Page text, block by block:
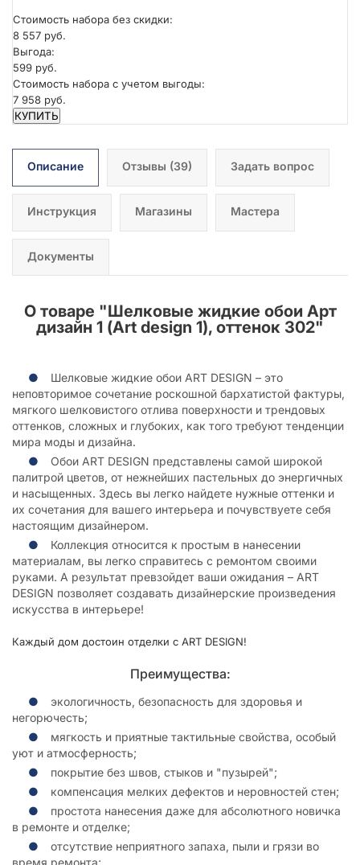
Стоимость набора без скидки:
8 557 руб.
Выгода:
599 руб.
Стоимость набора с учетом выгоды:
7 958 руб.
КУПИТЬ
Описание Отзывы (39) Задать вопрос
Инструкция Магазины Мастера
Документы
О товаре "Шелковые жидкие обои Арт
дизайн 1 (Art design 1), оттенок 302"
Шелковые жидкие обои ART DESIGN – это
неповторимое сочетание роскошной бархатистой фактуры,
мягкого шелковистого отлива поверхности и трендовых
оттенков, сложных и глубоких, как того требуют тенденции
мира моды и дизайна.
Обои ART DESIGN представлены самой широкой
палитрой цветов, от нежнейших пастельных до энергичных
и насыщенных. Здесь вы легко найдете нужные оттенки и
их сочетания для вашего интерьера и почувствуете себя
настоящим дизайнером.
Коллекция относится к простым в нанесении
материалам, вы легко справитесь с ремонтом своими
руками. А результат превзойдет ваши ожидания – ART
DESIGN позволяет создавать дизайнерские произведения
искусства в интерьере!
Каждый дом достоин отделки с ART DESIGN!
Преимущества:
экологичность, безопасность для здоровья и
негорючесть;
мягкость и приятные тактильные свойства, особый
уют и атмосферность;
покрытие без швов, стыков и "пузырей";
компенсация мелких дефектов и неровностей стен;
простота нанесения даже для абсолютного новичка
в ремонте и отделке;
отсутствие неприятного запаха, пыли и грязи во
время ремонта;